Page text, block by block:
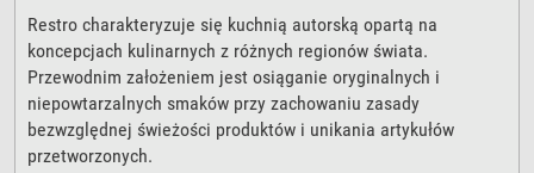
Restro charakteryzuje się kuchnią autorską opartą na
koncepcjach kulinarnych z różnych regionów świata.
Przewodnim założeniem jest osiąganie oryginalnych i
niepowtarzalnych smaków przy zachowaniu zasady
bezwzględnej świeżości produktów i unikania artykułów
przetworzonych.